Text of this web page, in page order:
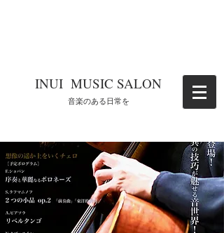
​INUI MUSIC SALON
​音楽のある日常を